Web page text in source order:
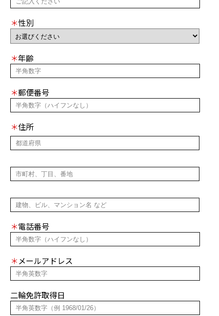
＊性別
＊年齢
＊郵便番号
＊住所
＊電話番号
＊ メールアドレス
二輪免許取得日